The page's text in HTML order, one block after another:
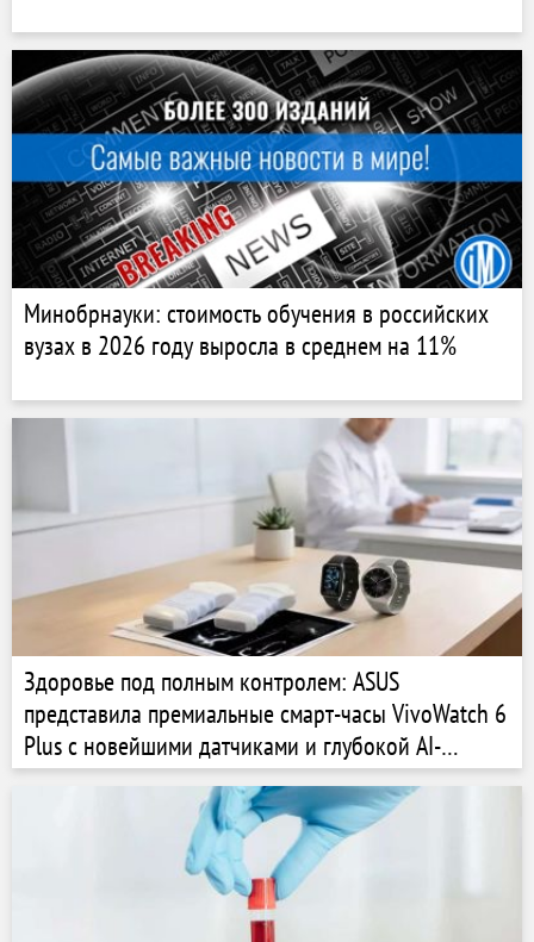
Минобрнауки: стоимость обучения в российских
вузах в 2026 году выросла в среднем на 11%
Здоровье под полным контролем: ASUS
представила премиальные смарт-часы VivoWatch 6
Plus с новейшими датчиками и глубокой AI-
аналитикой